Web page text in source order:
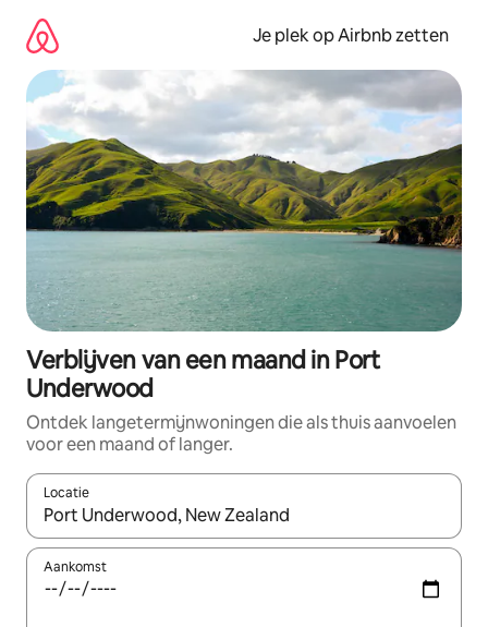
direct
naar
inhoud
Je plek op Airbnb zetten
Verblijven van een maand in Port
Underwood
Ontdek langetermijnwoningen die als thuis aanvoelen
voor een maand of langer.
Locatie
Wanneer er resultaten beschikbaar zijn, maak je een keuze
Aankomst